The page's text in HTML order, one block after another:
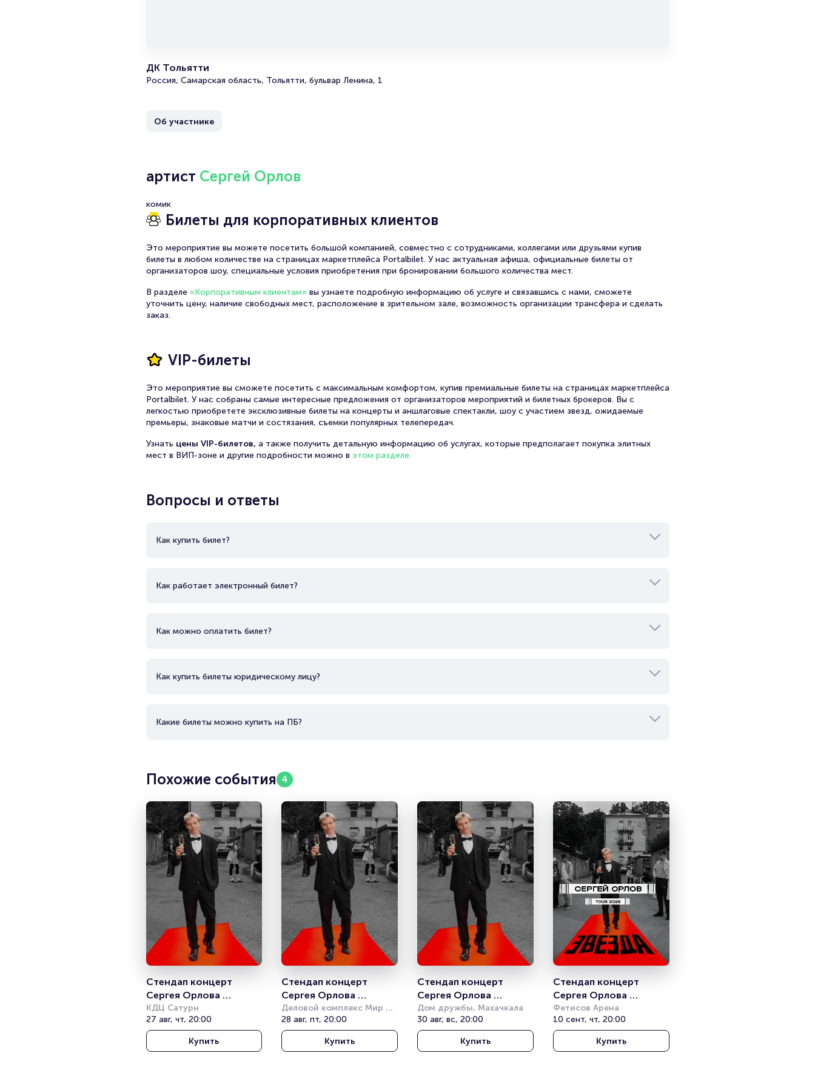
ДК Тольятти
Россия, Самарская область, Тольятти, бульвар Ленина, 1
Об участнике
артист Сергей Орлов
комик
Билеты для корпоративных клиентов
Это мероприятие вы можете посетить большой компанией, совместно с сотрудниками, коллегами или друзьями купив
билеты в любом количестве на страницах маркетплейса Portalbilet. У нас актуальная афиша, официальные билеты от
организаторов шоу, специальные условия приобретения при бронировании большого количества мест.
В разделе «Корпоративным клиентам» вы узнаете подробную информацию об услуге и связавшись с нами, сможете
уточнить цену, наличие свободных мест, расположение в зрительном зале, возможность организации трансфера и сделать
заказ.
VIP-билеты
Это мероприятие вы сможете посетить с максимальным комфортом, купив премиальные билеты на страницах маркетплейса
Portalbilet. У нас собраны самые интересные предложения от организаторов мероприятий и билетных брокеров. Вы с
легкостью приобретете эксклюзивные билеты на концерты и аншлаговые спектакли, шоу с участием звезд, ожидаемые
премьеры, знаковые матчи и состязания, съемки популярных телепередач.
Узнать цены VIP-билетов, а также получить детальную информацию об услугах, которые предполагает покупка элитных
мест в ВИП-зоне и другие подробности можно в этом разделе.
Вопросы и ответы
Как купить билет?
Как работает электронный билет?
Как можно оплатить билет?
Как купить билеты юридическому лицу?
Какие билеты можно купить на ПБ?
Похожие события 4
Стендап концерт
Сергея Орлова
«Звезда»
КДЦ Сатурн
27 авг, чт, 20:00
Купить
Стендап концерт
Сергея Орлова
«Звезда»
Деловой комплекс Мир
ВПК НПО
машиностроения
28 авг, пт, 20:00
Купить
Стендап концерт
Сергея Орлова
«Звезда»
Дом дружбы, Махачкала
30 авг, вс, 20:00
Купить
Стендап концерт
Сергея Орлова
«Звезда»
Фетисов Арена
10 сент, чт, 20:00
Купить